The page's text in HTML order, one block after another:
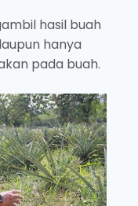
hasil buah
hanya
pada buah.